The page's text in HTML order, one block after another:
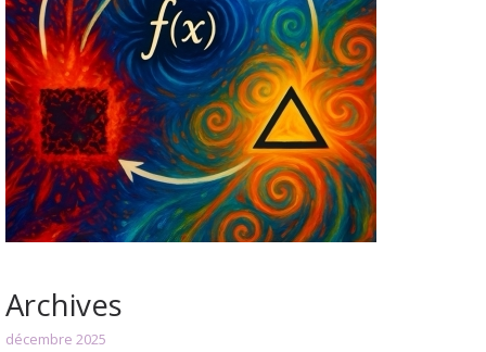
Archives
décembre 2025